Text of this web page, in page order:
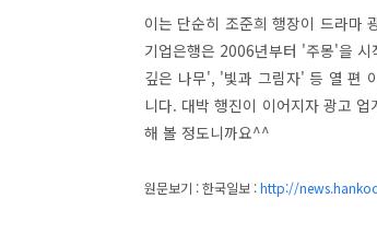
이는 단순히 조준희 행장이 드라마
기업은행은 2006년부터 '주몽'을
깊은 나무', '빛과 그림자' 등 열 편
니다. 대박 행진이 이어지자 광고
해 볼 정도니까요^^
원문보기 : 한국일보 :http://